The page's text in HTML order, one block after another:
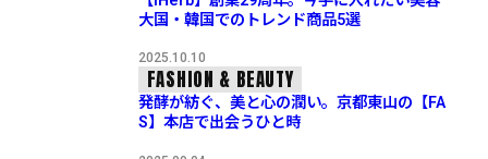
大国・韓国でのトレンド商品5選
2025.10.10
FASHION & BEAUTY
発酵が紡ぐ、美と心の潤い。京都東山の【FA
S】本店で出会うひと時